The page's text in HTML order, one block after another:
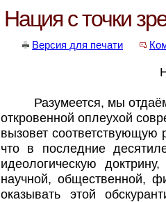
Нация с точки
Версия для печати
Разумеется, мы
откровенной оплеухой
вызовет
что в последние
идеологическую
научной, общественной,
оказывать этой